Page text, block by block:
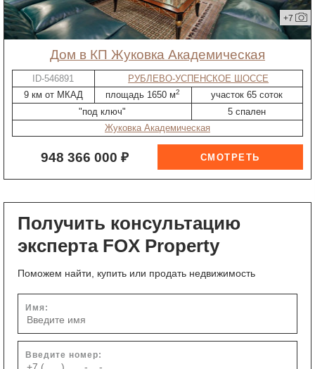
+7
дом в КП Жуковка Академическая
ID-546891
РУБЛЕВО-УСПЕНСКОЕ ШОССЕ
9 км от МКАД
площадь 1650 м2
участок 65 соток
"под ключ"
5 спален
Жуковка Академическая
948 366 000 ₽
Получить консультацию
эксперта FOX Property
Поможем найти, купить или продать недвижимость
Имя:
Введите номер: